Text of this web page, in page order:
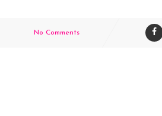
No Comments